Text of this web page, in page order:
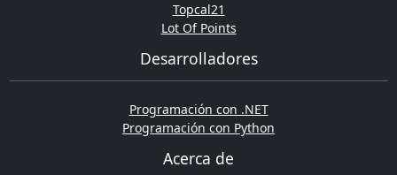
Topcal21
Lot Of Points
Desarrolladores
Programación con .NET
Programación con Python
Acerca de